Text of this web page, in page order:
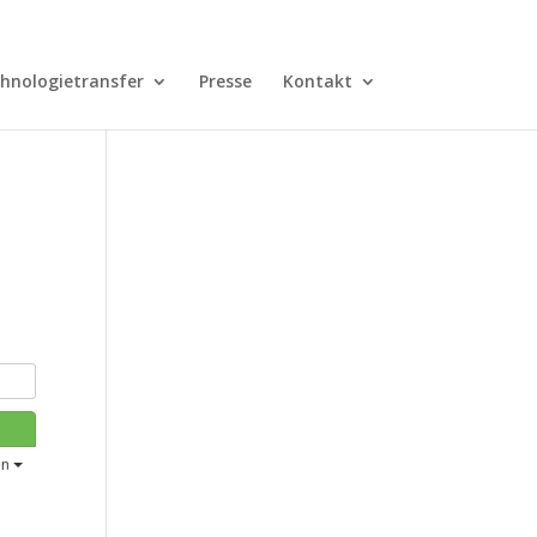
Presse Kontakt